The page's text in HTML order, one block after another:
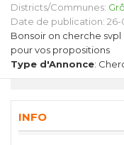
Districts/Communes:
Date de publication: 26-
Bonsoir on cherche svpl
pour vos propositions
Type d'Annonce:
INFO